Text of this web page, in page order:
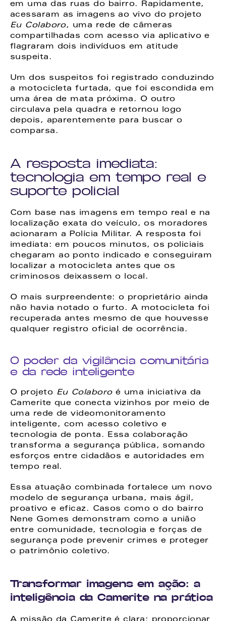
em uma das ruas do bairro. Rapidamente,
Eu Colaboro, uma rede de câmeras
compartilhadas com acesso via aplicativo e
flagraram dois indivíduos em atitude
suspeita.
Um dos suspeitos foi registrado conduzindo
a motocicleta furtada, que foi escondida em
uma área de mata próxima. O outro
circulava pela quadra e retornou logo
depois, aparentemente para buscar o
comparsa.
A resposta imediata:
tecnologia em tempo real e
suporte policial
Com base nas imagens em tempo real e na
localização exata do veículo, os moradores
acionaram a Polícia Militar. A resposta foi
imediata: em poucos minutos, os policiais
chegaram ao ponto indicado e conseguiram
localizar a motocicleta antes que os
criminosos deixassem o local.
O mais surpreendente: o proprietário ainda
não havia notado o furto. A motocicleta foi
recuperada antes mesmo de que houvesse
qualquer registro oficial de ocorrência.
O poder da vigilância comunitária
e da rede inteligente
O projeto Eu Colaboro é uma iniciativa da
Camerite que conecta vizinhos por meio de
uma rede de videomonitoramento
inteligente, com acesso coletivo e
tecnologia de ponta. Essa colaboração
transforma a segurança pública, somando
esforços entre cidadãos e autoridades em
tempo real.
Essa atuação combinada fortalece um novo
modelo de segurança urbana, mais ágil,
proativo e eficaz. Casos como o do bairro
Nene Gomes demonstram como a união
entre comunidade, tecnologia e forças de
segurança pode prevenir crimes e proteger
o patrimônio coletivo.
Transformar imagens em ação: a
inteligência da Camerite na prática